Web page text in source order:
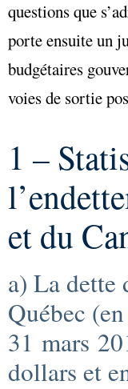
questions que
porte ensuite un
budgétaires
voies de sortie
1 –
et du
a) La dette
Québec
31 mars
dollars et